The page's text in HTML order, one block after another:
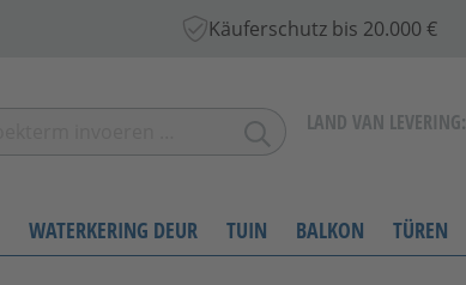
Käuferschutz bis 20.000 €
LAND VAN LEVERING:
WATERKERING DEUR TUIN BALKON TÜREN